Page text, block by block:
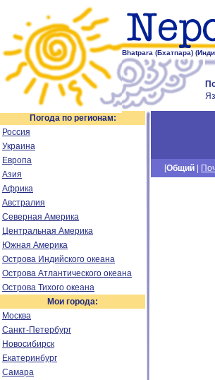
Bhatpara (Бхатпара)
Погода по регионам:
Россия
Украина
Европа
Азия
Африка
Австралия
Северная Америка
Центральная Америка
Южная Америка
Острова Индийского океана
Острова Атлантического океана
Острова Тихого океана
Мои города:
Москва
Санкт-Петербург
Новосибирск
Екатеринбург
Самара
[Общий